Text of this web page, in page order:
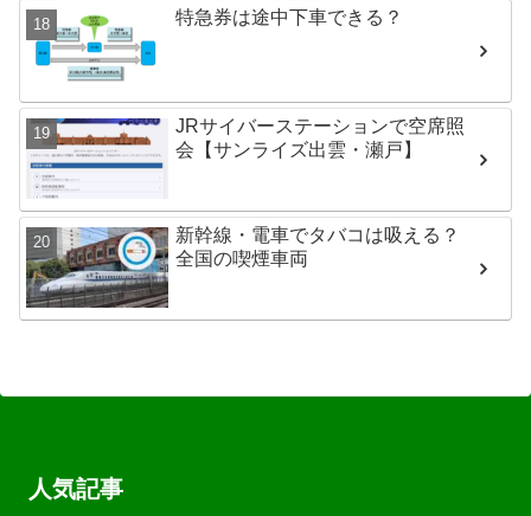
特急券は途中下車できる？
JRサイバーステーションで空席照
会【サンライズ出雲・瀬戸】
新幹線・電車でタバコは吸える？
全国の喫煙車両
人気記事